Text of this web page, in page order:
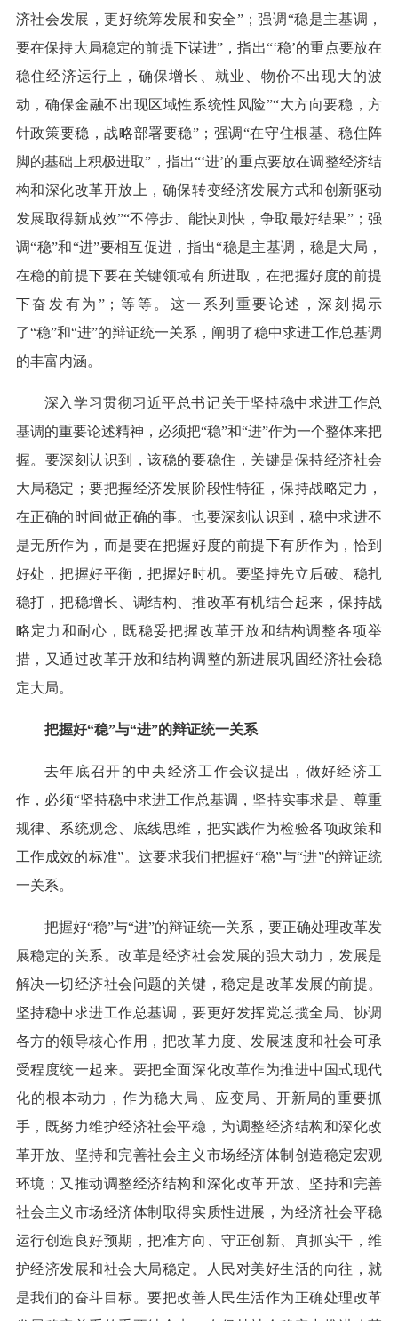
济社会发展，更好统筹发展和安全”；强调“稳是主基调，
要在保持大局稳定的前提下谋进”，指出“‘稳’的重点要放在
稳住经济运行上，确保增长、就业、物价不出现大的波
动，确保金融不出现区域性系统性风险”“大方向要稳，方
针政策要稳，战略部署要稳”；强调“在守住根基、稳住阵
脚的基础上积极进取”，指出“‘进’的重点要放在调整经济结
构和深化改革开放上，确保转变经济发展方式和创新驱动
发展取得新成效”“不停步、能快则快，争取最好结果”；强
调“稳”和“进”要相互促进，指出“稳是主基调，稳是大局，
在稳的前提下要在关键领域有所进取，在把握好度的前提
下奋发有为”；等等。这一系列重要论述，深刻揭示
了“稳”和“进”的辩证统一关系，阐明了稳中求进工作总基调
的丰富内涵。
深入学习贯彻习近平总书记关于坚持稳中求进工作总
基调的重要论述精神，必须把“稳”和“进”作为一个整体来把
握。要深刻认识到，该稳的要稳住，关键是保持经济社会
大局稳定；要把握经济发展阶段性特征，保持战略定力，
在正确的时间做正确的事。也要深刻认识到，稳中求进不
是无所作为，而是要在把握好度的前提下有所作为，恰到
好处，把握好平衡，把握好时机。要坚持先立后破、稳扎
稳打，把稳增长、调结构、推改革有机结合起来，保持战
略定力和耐心，既稳妥把握改革开放和结构调整各项举
措，又通过改革开放和结构调整的新进展巩固经济社会稳
定大局。
把握好“稳”与“进”的辩证统一关系
去年底召开的中央经济工作会议提出，做好经济工
作，必须“坚持稳中求进工作总基调，坚持实事求是、尊重
规律、系统观念、底线思维，把实践作为检验各项政策和
工作成效的标准”。这要求我们把握好“稳”与“进”的辩证统
一关系。
把握好“稳”与“进”的辩证统一关系，要正确处理改革发
展稳定的关系。改革是经济社会发展的强大动力，发展是
解决一切经济社会问题的关键，稳定是改革发展的前提。
坚持稳中求进工作总基调，要更好发挥党总揽全局、协调
各方的领导核心作用，把改革力度、发展速度和社会可承
受程度统一起来。要把全面深化改革作为推进中国式现代
化的根本动力，作为稳大局、应变局、开新局的重要抓
手，既努力维护经济社会平稳，为调整经济结构和深化改
革开放、坚持和完善社会主义市场经济体制创造稳定宏观
环境；又推动调整经济结构和深化改革开放、坚持和完善
社会主义市场经济体制取得实质性进展，为经济社会平稳
运行创造良好预期，把准方向、守正创新、真抓实干，维
护经济发展和社会大局稳定。人民对美好生活的向往，就
是我们的奋斗目标。要把改善人民生活作为正确处理改革